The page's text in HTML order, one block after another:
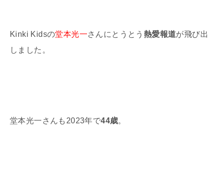
Kinki Kidsの堂本光一さんにとうとう 熱愛報道が飛び出
しました。
堂本光一さんも 2023年で44歳。